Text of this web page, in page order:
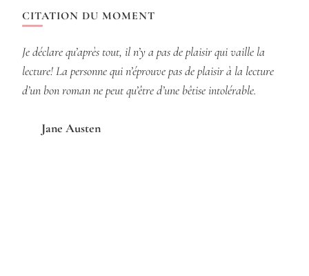
CITATION DU MOMENT
Je déclare qu’après tout, il n’y a pas de plaisir qui vaille la
lecture! La personne qui n’éprouve pas de plaisir à la lecture
d’un bon roman ne peut qu’être d’une bêtise intolérable.
Jane Austen